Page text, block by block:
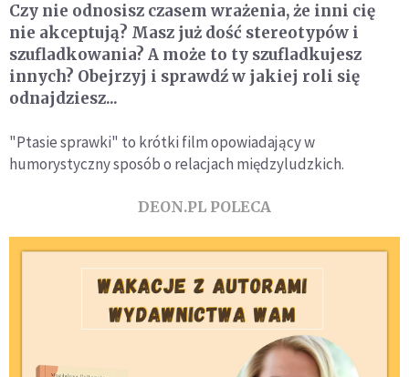
Czy nie odnosisz czasem wrażenia, że inni cię
nie akceptują? Masz już dość stereotypów i
szufladkowania? A może to ty szufladkujesz
innych? Obejrzyj i sprawdź w jakiej roli się
odnajdziesz...
"Ptasie sprawki" to krótki film opowiadający w
humorystyczny sposób o relacjach międzyludzkich.
DEON.PL POLECA